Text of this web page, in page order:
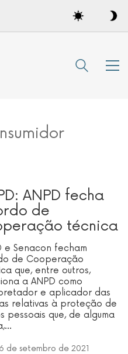
ANPD fecha
de
técnica
e Senacon fecham
de Cooperação
que, entre outros,
a ANPD como
e aplicador das
relativas à proteção de
pessoais que, de alguma
de setembro de 2021